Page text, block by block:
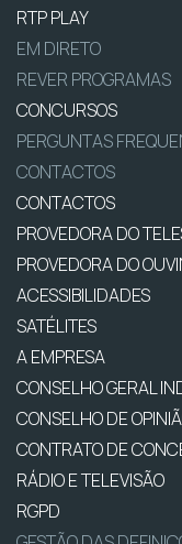
RTP PLAY
EM DIRETO
REVER PROGRAMAS
CONCURSOS
PERGUNTAS
CONTACTOS
CONTACTOS
PROVEDORA DO
PROVEDORA DO
ACESSIBILIDADES
SATÉLITES
A EMPRESA
CONSELHO GERAL
CONSELHO DE
CONTRATO DE
RÁDIO E TELEVISÃO
RGPD